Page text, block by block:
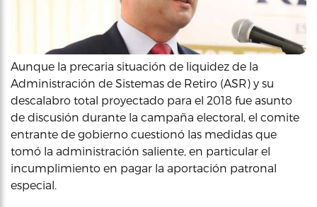
Aunque la precaria situación de liquidez de la
Administración de Sistemas de Retiro (ASR) y su
descalabro total proyectado para el 2018 fue asunto
de discusión durante la campaña electoral, el comite
entrante de gobierno cuestionó las medidas que
tomó la administración saliente, en particular el
incumplimiento en pagar la aportación patronal
especial.